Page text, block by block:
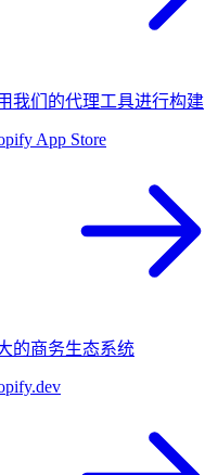
我们的代理工具进行构建
App Store
的商务生态系统